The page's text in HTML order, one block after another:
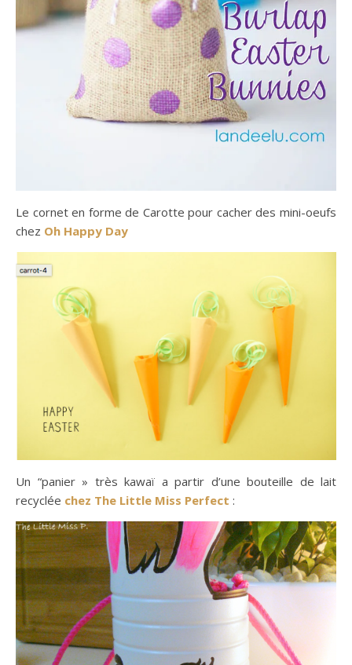
Le cornet en forme de Carotte pour cacher des mini-oeufs
chez Oh Happy Day
Un “panier » très kawaï a partir d’une bouteille de lait
recyclée chez The Little Miss Perfect :